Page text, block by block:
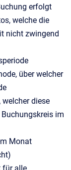
erfolgt
welche die
nicht zwingend
über welcher
diese
im
Monat